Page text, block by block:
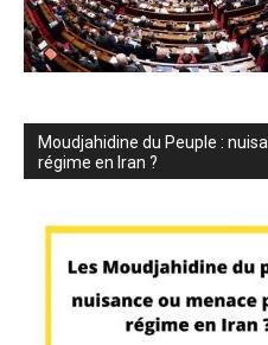
Moudjahidine du Peuple :
régime en Iran ?